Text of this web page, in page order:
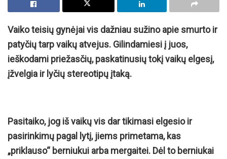
Vaiko teisių gynėjai vis dažniau sužino apie smurto ir
patyčių tarp vaikų atvejus. Gilindamiesi į juos,
ieškodami priežasčių, paskatinusių tokį vaikų elgesį,
įžvelgia ir lyčių stereotipų įtaką.
Pasitaiko, jog iš vaikų vis dar tikimasi elgesio ir
pasirinkimų pagal lytį, jiems primetama, kas
„priklauso“ berniukui arba mergaitei. Dėl to berniukai